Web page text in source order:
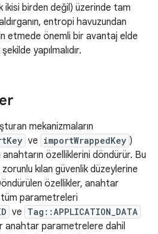
birden değil) üzerinde tam
entropi havuzundan
etmede önemli bir avantaj elde
yapılmalıdır.
mekanizmaların
ve importWrappedKey )
özelliklerini döndürür. Bu
kılan güvenlik düzeylerine
özellikler, anahtar
parametreleri
ve Tag::APPLICATION_DATA
anahtar parametrelere dahil